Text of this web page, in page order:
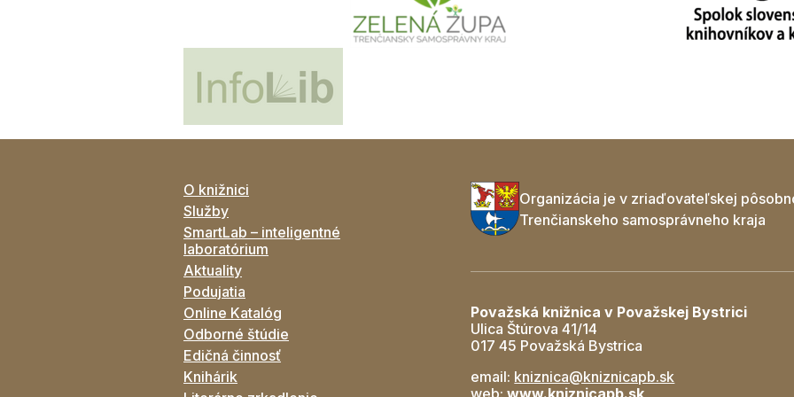
O knižnici
Služby
SmartLab – inteligentné
laboratórium
Aktuality
Podujatia
Online Katalóg
Odborné štúdie
Edičná činnosť
Knihárik
Organizácia je v zriaďovateľskej
Trenčianskeho samosprávneho kraja
Považská knižnica v Považskej Bystrici
Ulica Štúrova 41/14
017 45 Považská Bystrica
email: kniznica@kniznicapb.sk